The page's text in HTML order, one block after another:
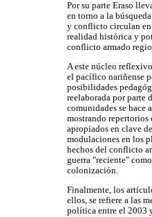
Por su parte Eraso
en torno a la
y conflicto circulan en
realidad histórica y
conflicto armado
A este núcleo
el pacífico nariñense
posibilidades
reelaborada por parte
comunidades se hace
mostrando repertorios
apropiados en clave
modulaciones en los
hechos del conflicto
guerra "reciente"
colonización.
Finalmente, los
ellos, se refiere a las
política entre el 2003